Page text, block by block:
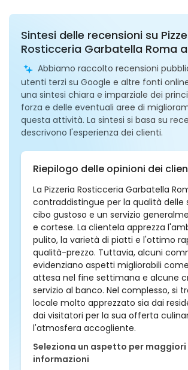
Sintesi delle recensioni su
Rosticceria Garbatella Roma
Abbiamo raccolto recensioni
utenti terzi su Google e altre fonti
una sintesi chiara e imparziale dei
forza e delle eventuali aree di
questa attività. La sintesi si basa su
descrivono l'esperienza dei clienti.
Riepilogo delle opinioni dei
La Pizzeria Rosticceria Garbatella
contraddistingue per la qualità delle
cibo gustoso e un servizio
e cortese. La clientela apprezza
pulito, la varietà di piatti e l'ottimo
qualità-prezzo. Tuttavia, alcuni
evidenziano aspetti migliorabili
attesa nel fine settimana e alcune
servizio al banco. Nel complesso, si
locale molto apprezzato sia dai
dai visitatori per la sua offerta
l'atmosfera accogliente.
Seleziona un aspetto per maggiori
informazioni